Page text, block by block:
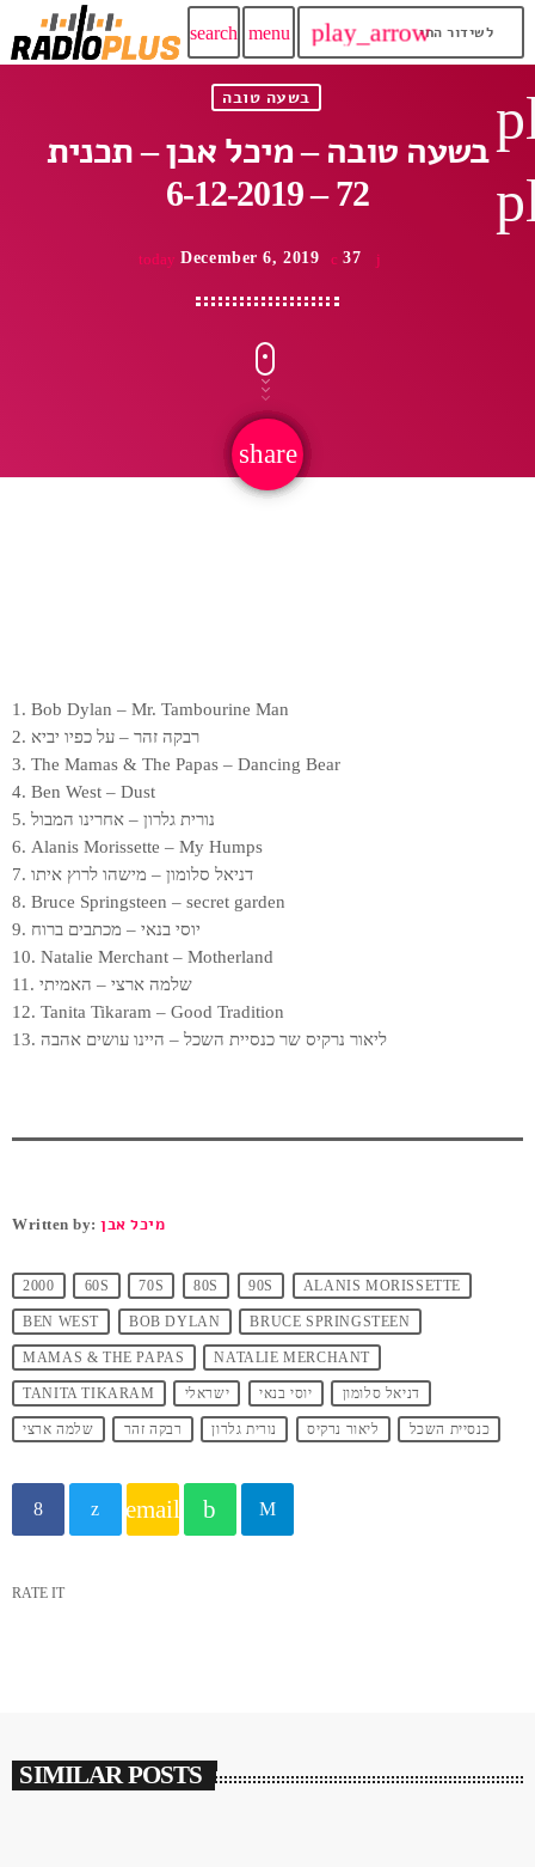
search menu play_arrowלשידור החי
בשעה טובה
בשעה טובה – מיכל אבן – תכנית
72 – 6-12-2019
today December 6, 2019 37
share
email
1. Bob Dylan – Mr. Tambourine Man
2. רבקה זהר – על כפיו יביא
3. The Mamas & The Papas – Dancing Bear
4. Ben West – Dust
5. נורית גלרון – אחרינו המבול
6. Alanis Morissette – My Humps
7. דניאל סלומון – מישהו לרוץ איתו
8. Bruce Springsteen – secret garden
9. יוסי בנאי – מכתבים ברוח
10. Natalie Merchant – Motherland
11. שלמה ארצי – האמיתי
12. Tanita Tikaram – Good Tradition
13. ליאור נרקיס שר כנסיית השכל – היינו עושים אהבה
Written by:מיכל אבן
2000 60S 70S 80S 90S ALANIS MORISSETTE
BEN WEST BOB DYLAN BRUCE SPRINGSTEEN
MAMAS & THE PAPAS NATALIE MERCHANT
TANITA TIKARAM דניאל סלומון יוסי בנאי ישראלי
כנסיית השכל ליאור נרקיס נורית גלרון רבקה זהר שלמה ארצי
email
RATE IT
SIMILAR POSTS